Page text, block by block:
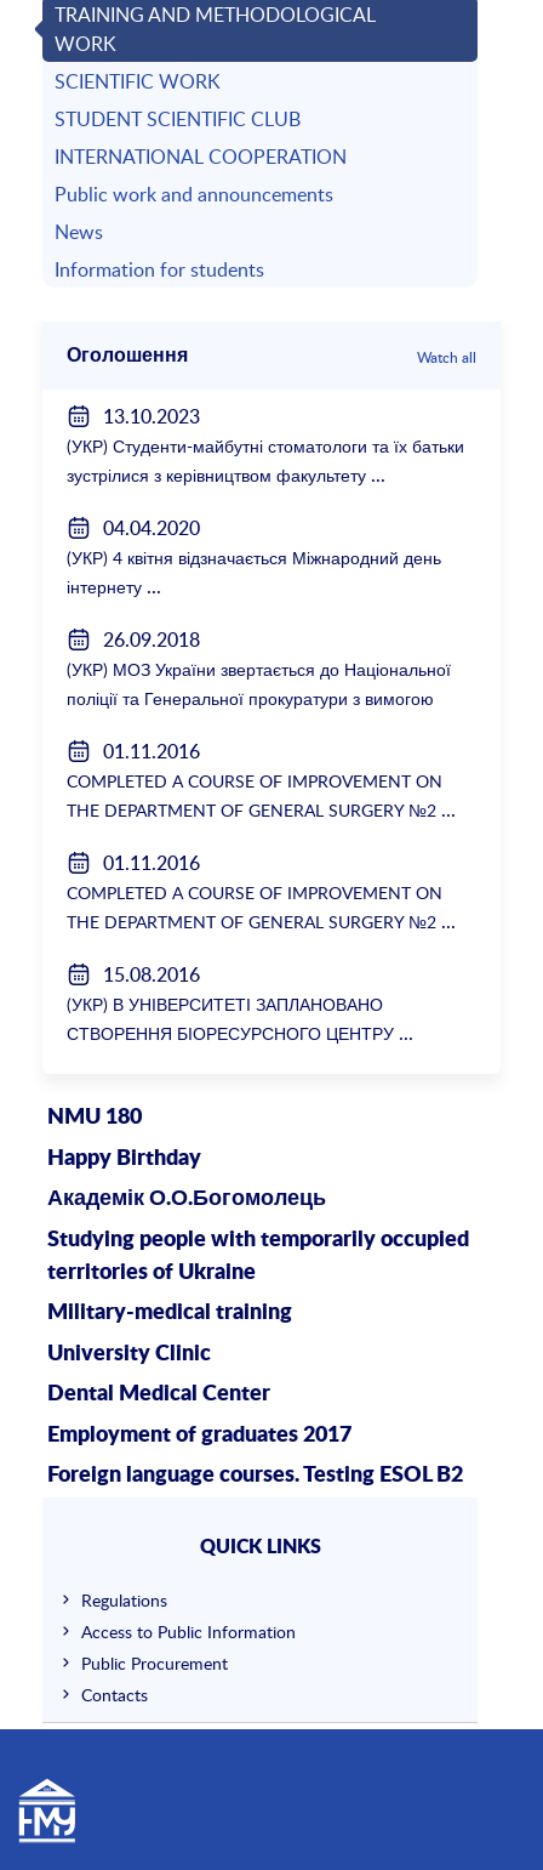
TRAINING AND METHODOLOGICAL
WORK
SCIENTIFIC WORK
STUDENT SCIENTIFIC CLUB
INTERNATIONAL COOPERATION
Public work and announcements
News
Information for students
Оголошення Watch all
13.10.2023
(УКР) Студенти-майбутні стоматологи та їх батьки
зустрілися з керівництвом факультету
04.04.2020
(УКР) 4 квітня відзначається Міжнародний день
інтернету
26.09.2018
(УКР) МОЗ України звертається до Національної
поліції та Генеральної прокуратури з вимогою
ректорки НМУ Катерини Амосової
01.11.2016
COMPLETED A COURSE OF IMPROVEMENT ON
THE DEPARTMENT OF GENERAL SURGERY №2
01.11.2016
COMPLETED A COURSE OF IMPROVEMENT ON
THE DEPARTMENT OF GENERAL SURGERY №2
15.08.2016
(УКР) В УНІВЕРСИТЕТІ ЗАПЛАНОВАНО
СТВОРЕННЯ БІОРЕСУРСНОГО ЦЕНТРУ
NMU 180
Happy Birthday
Академік О.О.Богомолець
Studying people with temporarily occupied
territories of Ukraine
Military-medical training
University Clinic
Dental Medical Center
Employment of graduates 2017
Foreign language courses. Testing ESOL B2
QUICK LINKS
Regulations
Access to Public Information
Public Procurement
Contacts